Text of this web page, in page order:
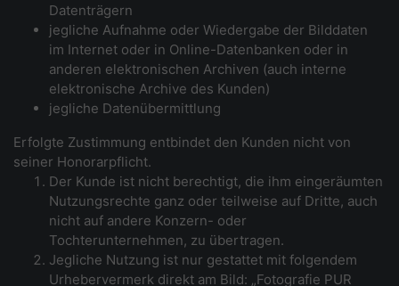
Datenträgern
jegliche Aufnahme oder Wiedergabe der Bilddaten
im Internet oder in Online-Datenbanken oder in
anderen elektronischen Archiven (auch interne
elektronische Archive des Kunden)
jegliche Datenübermittlung
Erfolgte Zustimmung entbindet den Kunden nicht von
seiner Honorarpflicht.
Der Kunde ist nicht berechtigt, die ihm eingeräumten
Nutzungsrechte ganz oder teilweise auf Dritte, auch
nicht auf andere Konzern- oder
Tochterunternehmen, zu übertragen.
Jegliche Nutzung ist nur gestattet mit folgendem
Urhebervermerk direkt am Bild: „Fotografie PUR